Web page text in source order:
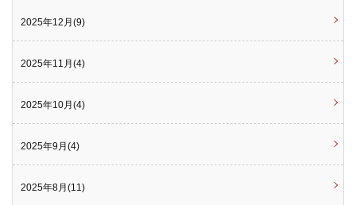
2025年12月(9)
2025年11月(4)
2025年10月(4)
2025年9月(4)
2025年8月(11)